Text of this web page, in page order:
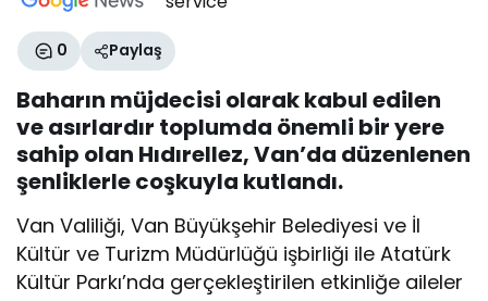
0 Paylaş
Baharın müjdecisi olarak kabul edilen
ve asırlardır toplumda önemli bir yere
sahip olan Hıdırellez, Van’da düzenlenen
şenliklerle coşkuyla kutlandı.
Van Valiliği, Van Büyükşehir Belediyesi ve İl
Kültür ve Turizm Müdürlüğü işbirliği ile Atatürk
Kültür Parkı’nda gerçekleştirilen etkinliğe aileler